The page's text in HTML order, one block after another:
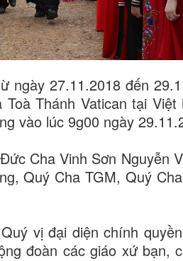
ngày 27.11.2018 đến
Thánh Vatican tại
vào lúc 9g00 ngày
Cha Vinh Sơn Nguyễn
Quý Cha TGM, Quý
vị đại diện chính
đoàn các giáo xứ bạn,